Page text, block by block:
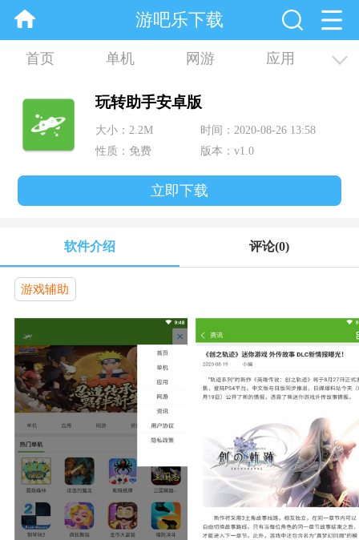
游吧乐下载
首页 单机 网游 应用
资讯 合集
玩转助手安卓版
大小：2.2M
时间：2020-08-26 13:58
性质：免费
版本：v1.0
立即下载
软件介绍 评论(0)
游戏辅助